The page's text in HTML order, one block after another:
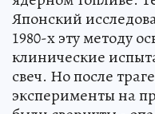
Японский
1980-х эту методу
клинические
свеч. Но после
эксперименты на